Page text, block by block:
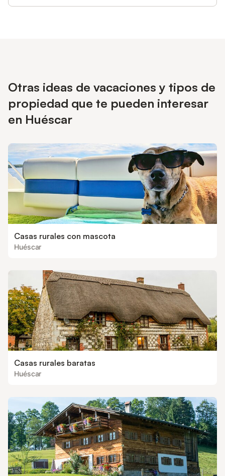
Otras ideas de vacaciones y tipos de
propiedad que te pueden interesar
en Huéscar
Casas rurales con mascota
Huéscar
Casas rurales baratas
Huéscar